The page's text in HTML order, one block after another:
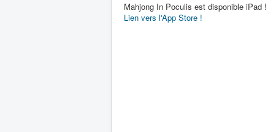
Mahjong In Poculis est disponible iPad !
Lien vers l'App Store !